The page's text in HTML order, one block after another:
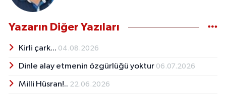
Yazarın Diğer Yazıları
Kirli çark... 04.08.2026
Dinle alay etmenin özgürlüğü yoktur 06.07.2026
Milli Hüsran!.. 22.06.2026